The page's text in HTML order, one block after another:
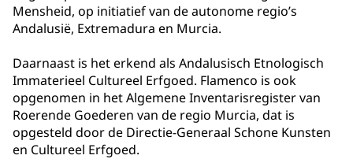
Mensheid, op initiatief van de autonome regio’s
Andalusië, Extremadura en Murcia.
Daarnaast is het erkend als Andalusisch Etnologisch
Immaterieel Cultureel Erfgoed. Flamenco is ook
opgenomen in het Algemene Inventarisregister van
Roerende Goederen van de regio Murcia, dat is
opgesteld door de Directie-Generaal Schone Kunsten
en Cultureel Erfgoed.